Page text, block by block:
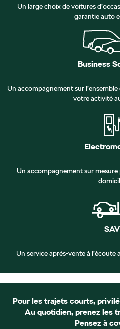
Un large choix de voitures
garantie auto
Business
Un accompagnement sur
votre activité
Un accompagnement sur
SAV
Un service après-vente à
Pour les trajets courts,
Au quotidien, prenez les
Pensez à